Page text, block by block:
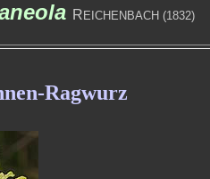
R EICHENBACH (1832)
Ragwurz